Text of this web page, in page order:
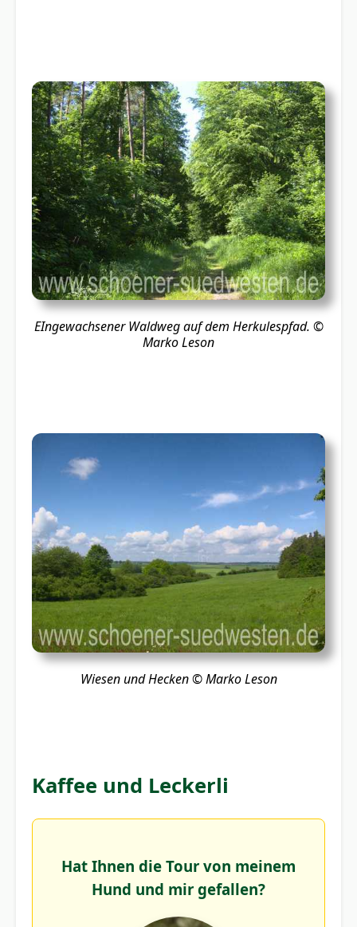
EIngewachsener Waldweg auf dem Herkulespfad. ©
Marko Leson
Wiesen und Hecken© Marko Leson
Kaffee und Leckerli
Hat Ihnen die Tour von meinem
Hund und mir gefallen?